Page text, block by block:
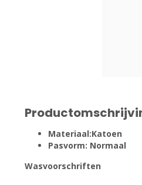
Materiaal:Katoen
Pasvorm: Normaal
Wasvoorschriften